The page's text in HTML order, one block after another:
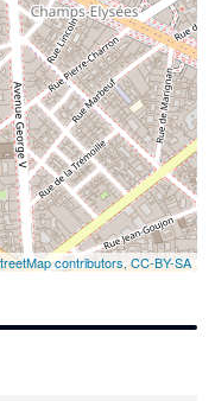
contributors,CC-BY-SA